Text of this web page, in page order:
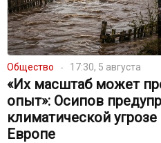
Общество 17:30, 5 августа
«Их масштаб может
опыт»: Осипов
климатической
Европе